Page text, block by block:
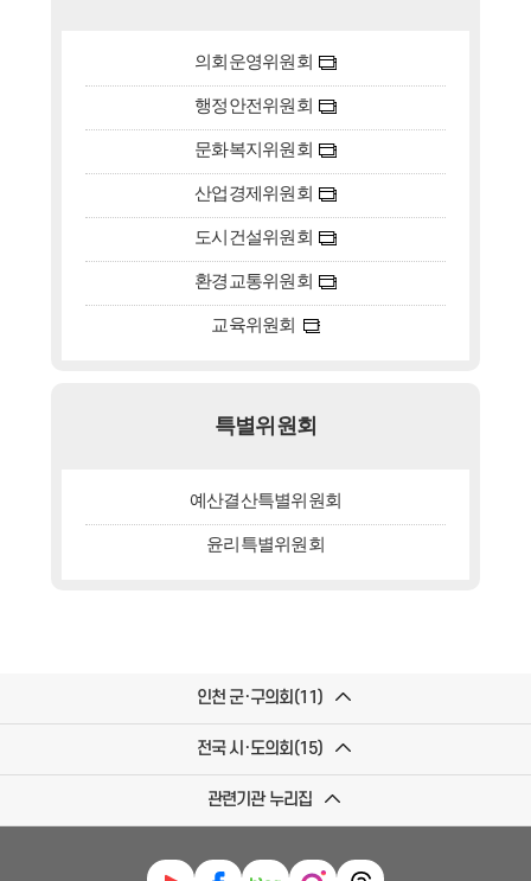
의회운영위원회
행정안전위원회
문화복지위원회
산업경제위원회
도시건설위원회
환경교통위원회
교육위원회
특별위원회
예산결산특별위원회
윤리특별위원회
인천 군·구의회(11)
전국 시·도의회(15)
관련기관 누리집